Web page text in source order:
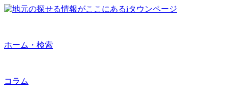
ホーム・検索
コラム